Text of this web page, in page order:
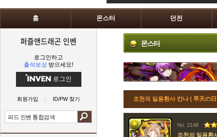
홈 몬스터 던전
퍼즐앤드래곤 인벤
로그인하고
출석보상 받으세요!
로그인
회원가입 ID/PW 찾기
몬스터
조천의 일용환사 칸나 ( 早天の
No. 2148
조천의 일용환